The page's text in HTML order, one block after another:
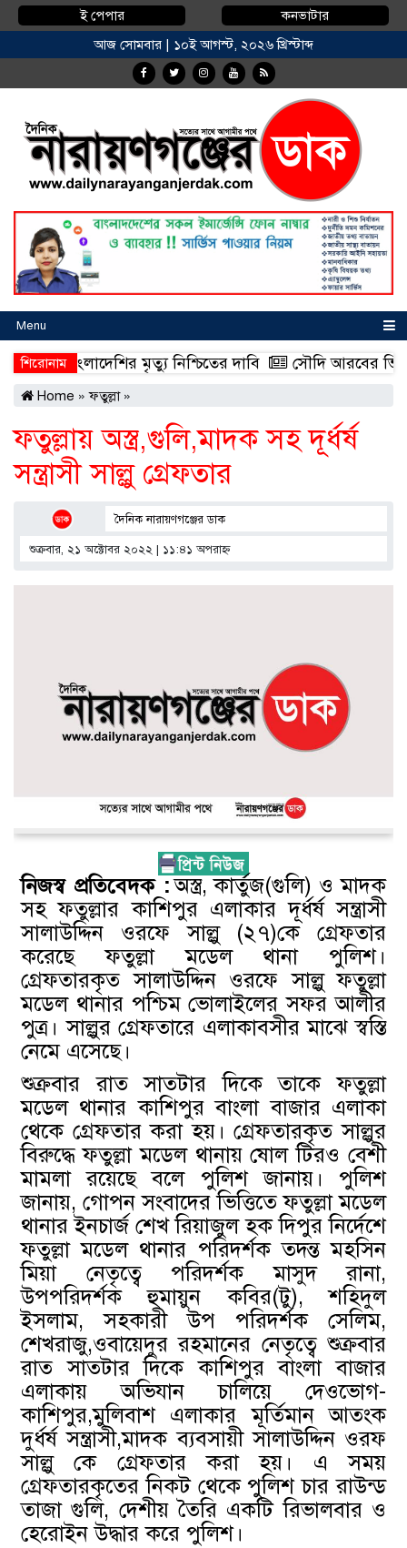
ই পেপার
কনভাটার
আজ সোমবার | ১০ই আগস্ট, ২০২৬ খ্রিস্টাব্দ
Menu
শিরোনাম
বাংলাদেশির মৃত্যু নিশ্চিতের দাবি
সৌদি আরবের ভিশন
Home »ফতুল্লা»
ফতুল্লায় অস্ত্র,গুলি,মাদক সহ দূর্ধর্ষ
সন্ত্রাসী সাল্লু গ্রেফতার
দৈনিক নারায়ণগঞ্জের ডাক
শুক্রবার, ২১ অক্টোবর ২০২২ | ১১:৪১ অপরাহ্ণ
নিজস্ব প্রতিবেদক :অস্ত্র, কার্তুজ(গুলি) ও মাদক
সহ ফতুল্লার কাশিপুর এলাকার দূর্ধর্ষ সন্ত্রাসী
সালাউদ্দিন ওরফে সাল্লু (২৭)কে গ্রেফতার
করেছে ফতুল্লা মডেল থানা পুলিশ।
গ্রেফতারকৃত সালাউদ্দিন ওরফে সাল্লু ফতুল্লা
মডেল থানার পশ্চিম ভোলাইলের সফর আলীর
পুত্র। সাল্লুর গ্রেফতারে এলাকাবসীর মাঝে স্বস্তি
নেমে এসেছে।
শুক্রবার রাত সাতটার দিকে তাকে ফতুল্লা
মডেল থানার কাশিপুর বাংলা বাজার এলাকা
থেকে গ্রেফতার করা হয়। গ্রেফতারকৃত সাল্লুর
বিরুদ্ধে ফতুল্লা মডেল থানায় ষোল টিরও বেশী
মামলা রয়েছে বলে পুলিশ জানায়। পুলিশ
জানায়, গোপন সংবাদের ভিত্তিতে ফতুল্লা মডেল
থানার ইনচার্জ শেখ রিয়াজুল হক দিপুর নির্দেশে
ফতুল্লা মডেল থানার পরিদর্শক তদন্ত মহসিন
মিয়া নেতৃত্বে পরিদর্শক মাসুদ রানা,
উপপরিদর্শক হুমায়ুন কবির(টু), শহিদুল
ইসলাম, সহকারী উপ পরিদর্শক সেলিম,
শেখরাজু,ওবায়েদুর রহমানের নেতৃত্বে শুক্রবার
রাত সাতটার দিকে কাশিপুর বাংলা বাজার
এলাকায় অভিযান চালিয়ে দেওভোগ-
কাশিপুর,মুলিবাশ এলাকার মূর্তিমান আতংক
দুর্ধর্ষ সন্ত্রাসী,মাদক ব্যবসায়ী সালাউদ্দিন ওরফ
সাল্লু কে গ্রেফতার করা হয়। এ সময়
গ্রেফতারকৃতের নিকট থেকে পুলিশ চার রাউন্ড
তাজা গুলি, দেশীয় তৈরি একটি রিভালবার ও
হেরোইন উদ্ধার করে পুলিশ।